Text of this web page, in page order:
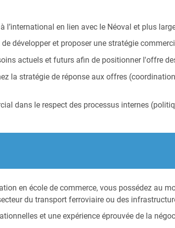
l’international en lien avec le Néoval et plus
développer et proposer une stratégie
actuels et futurs afin de positionner l'offre
la stratégie de réponse aux offres
dans le respect des processus internes
en école de commerce, vous possédez au
du transport ferroviaire ou des
et une expérience éprouvée de la